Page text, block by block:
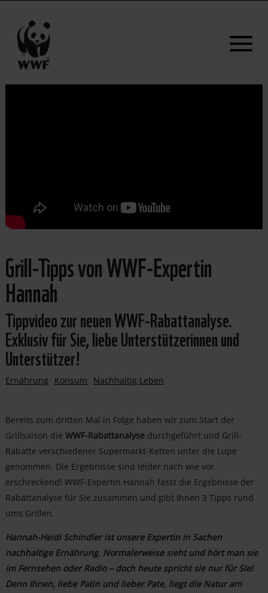
Grill-Tipps von WWF-Expertin
Hannah
Tippvideo zur neuen WWF-Rabattanalyse.
Exklusiv für Sie, liebe Unterstützerinnen und
Unterstützer!
Ernährung Konsum Nachhaltig Leben
Bereits zum dritten Mal in Folge haben wir zum Start der
Grillsaison die WWF-Rabattanalysedurchgeführt und Grill-
Rabatte verschiedener Supermarkt-Ketten unter die Lupe
genommen. Die Ergebnisse sind leider nach wie vor
erschreckend! WWF-Expertin Hannah fasst die Ergebnisse der
Rabattanalyse für Sie zusammen und gibt Ihnen 3 Tipps rund
ums Grillen.
Hannah-Heidi Schindler ist unsere Expertin in Sachen
nachhaltige Ernährung. Normalerweise sieht und hört man sie
im Fernsehen oder Radio – doch heute spricht sie nur für Sie!
Denn Ihnen, liebe Patin und lieber Pate, liegt die Natur am